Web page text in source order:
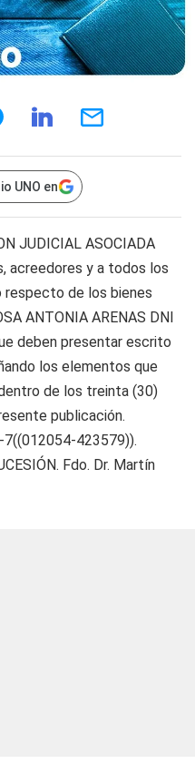
UNO en
JUDICIAL ASOCIADA
acreedores y a todos los
respecto de los bienes
ANTONIA ARENAS DNI
deben presentar escrito
los elementos que
de los treinta (30)
publicación.
423579)).
Fdo. Dr. Martín